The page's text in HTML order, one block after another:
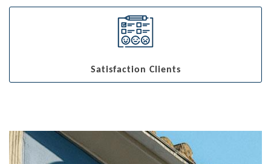
Satisfaction Clients